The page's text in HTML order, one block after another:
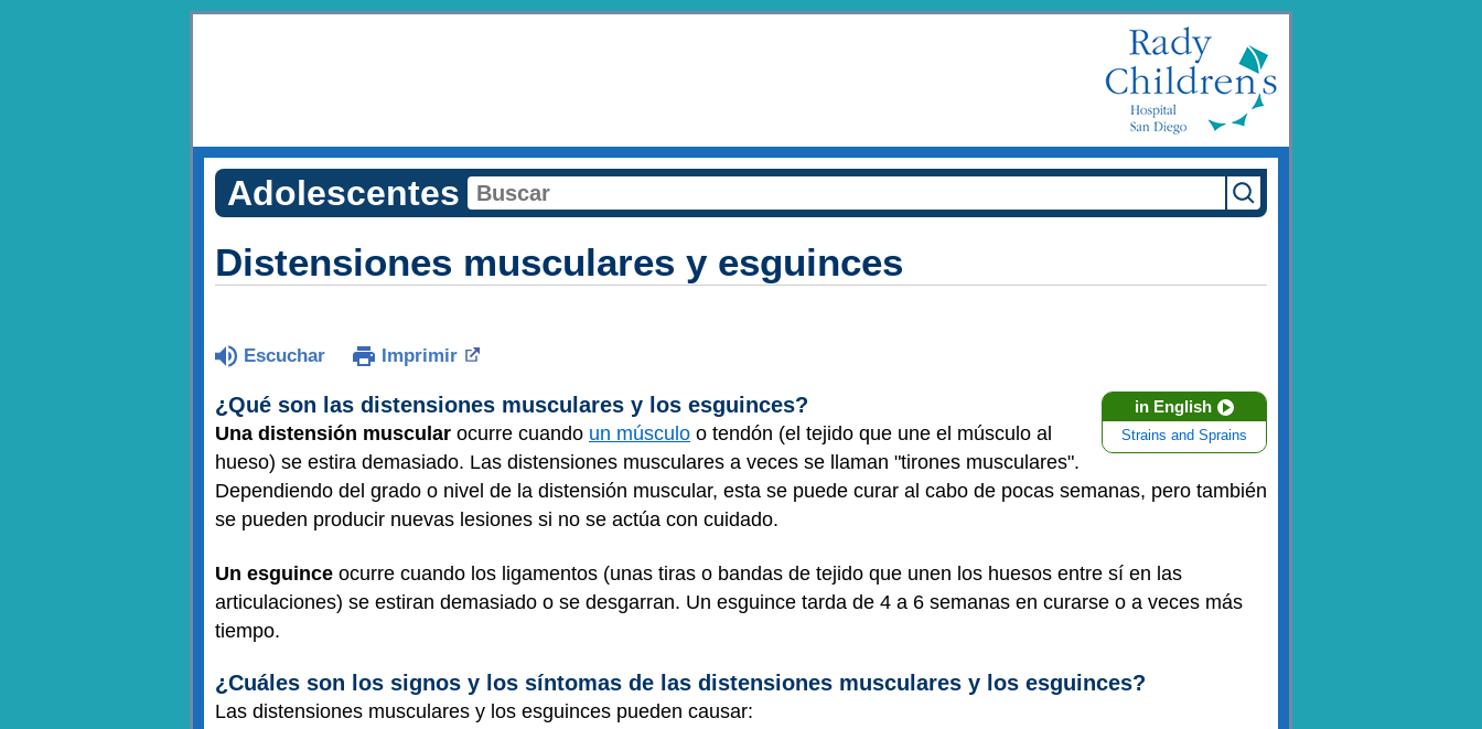
Adolescentes
Distensiones musculares y esguinces
Escuchar Imprimir
in English
Strains and Sprains
¿Qué son las distensiones musculares y los esguinces?
Una distensión muscular ocurre cuando un músculo o tendón (el tejido que une el músculo al
hueso) se estira demasiado. Las distensiones musculares a veces se llaman "tirones musculares".
Dependiendo del grado o nivel de la distensión muscular, esta se puede curar al cabo de pocas semanas, pero también
se pueden producir nuevas lesiones si no se actúa con cuidado.
Un esguince ocurre cuando los ligamentos (unas tiras o bandas de tejido que unen los huesos entre sí en las
articulaciones) se estiran demasiado o se desgarran. Un esguince tarda de 4 a 6 semanas en curarse o a veces más
tiempo.
¿Cuáles son los signos y los síntomas de las distensiones musculares y los esguinces?
Las distensiones musculares y los esguinces pueden causar: